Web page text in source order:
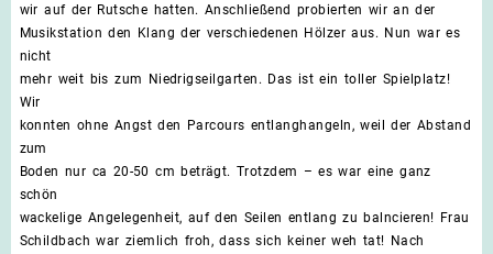
wir auf der Rutsche hatten. Anschließend probierten wir an der
Musikstation den Klang der verschiedenen Hölzer aus. Nun war es
nicht
mehr weit bis zum Niedrigseilgarten. Das ist ein toller Spielplatz!
Wir
konnten ohne Angst den Parcours entlanghangeln, weil der Abstand
zum
Boden nur ca 20-50 cm beträgt. Trotzdem – es war eine ganz
schön
wackelige Angelegenheit, auf den Seilen entlang zu balncieren! Frau
Schildbach war ziemlich froh, dass sich keiner weh tat! Nach